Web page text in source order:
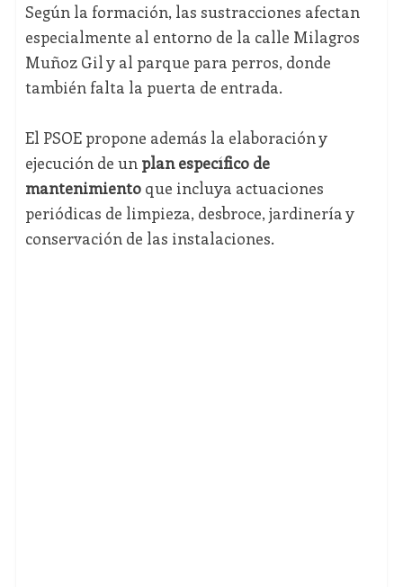
Según la formación, las sustracciones afectan
especialmente al entorno de la calle Milagros
Muñoz Gil y al parque para perros, donde
también falta la puerta de entrada.
El PSOE propone además la elaboración y
ejecución de un plan específico de
mantenimientoque incluya actuaciones
periódicas de limpieza, desbroce, jardinería y
conservación de las instalaciones.